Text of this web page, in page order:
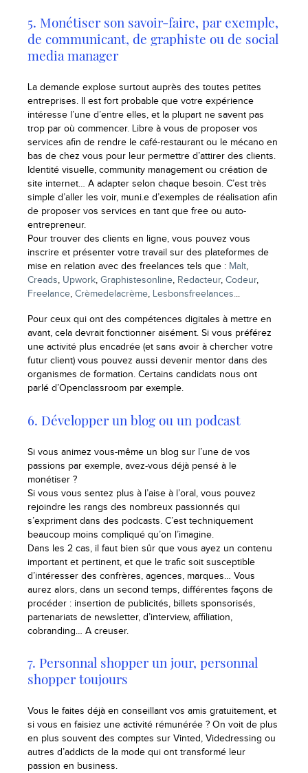
5. Monétiser son savoir-faire, par exemple,
de communicant, de graphiste ou de social
media manager
La demande explose surtout auprès des toutes petites
entreprises. Il est fort probable que votre expérience
intéresse l’une d’entre elles, et la plupart ne savent pas
trop par où commencer. Libre à vous de proposer vos
services afin de rendre le café-restaurant ou le mécano en
bas de chez vous pour leur permettre d’attirer des clients.
Identité visuelle, community management ou création de
site internet… A adapter selon chaque besoin. C’est très
simple d’aller les voir, muni.e d’exemples de réalisation afin
de proposer vos services en tant que free ou auto-
entrepreneur.
Pour trouver des clients en ligne, vous pouvez vous
inscrire et présenter votre travail sur des plateformes de
mise en relation avec des freelances tels que : Malt,
Creads, Upwork, Graphistesonline, Redacteur, Codeur,
Freelance, Crèmedelacrème, Lesbonsfreelances...
Pour ceux qui ont des compétences digitales à mettre en
avant, cela devrait fonctionner aisément. Si vous préférez
une activité plus encadrée (et sans avoir à chercher votre
futur client) vous pouvez aussi devenir mentor dans des
organismes de formation. Certains candidats nous ont
parlé d’Openclassroom par exemple.
6. Développer un blog ou un podcast
Si vous animez vous-même un blog sur l’une de vos
passions par exemple, avez-vous déjà pensé à le
monétiser ?
Si vous vous sentez plus à l’aise à l’oral, vous pouvez
rejoindre les rangs des nombreux passionnés qui
s’expriment dans des podcasts. C’est techniquement
beaucoup moins compliqué qu’on l’imagine.
Dans les 2 cas, il faut bien sûr que vous ayez un contenu
important et pertinent, et que le trafic soit susceptible
d’intéresser des confrères, agences, marques… Vous
aurez alors, dans un second temps, différentes façons de
procéder : insertion de publicités, billets sponsorisés,
partenariats de newsletter, d’interview, affiliation,
cobranding… A creuser.
7. Personnal shopper un jour, personnal
shopper toujours
Vous le faites déjà en conseillant vos amis gratuitement, et
si vous en faisiez une activité rémunérée ? On voit de plus
en plus souvent des comptes sur Vinted, Videdressing ou
autres d’addicts de la mode qui ont transformé leur
passion en business.